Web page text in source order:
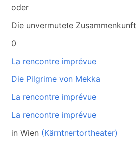
oder
Die unvermutete Zusammenkunft
0
La rencontre imprévue
Die Pilgrime von Mekka
La rencontre imprévue
La rencontre imprévue
in Wien (Kärntnertortheater)